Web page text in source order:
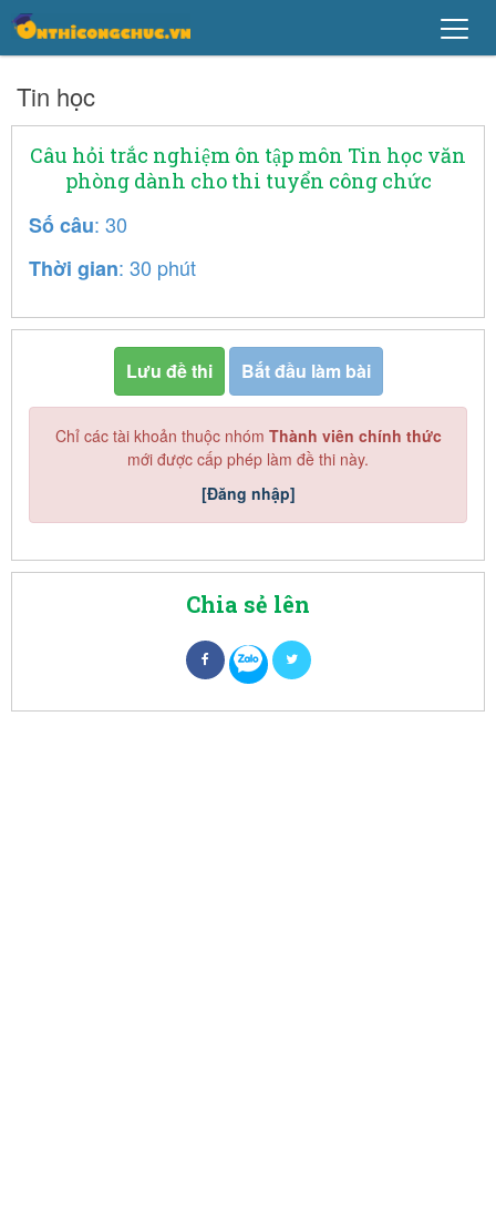
Tin học
Câu hỏi trắc nghiệm ôn tập môn Tin học văn
phòng dành cho thi tuyển công chức
Số câu: 30
Thời gian: 30 phút
Lưu đề thi Bắt đầu làm bài
Chỉ các tài khoản thuộc nhóm Thành viên chính thức
mới được cấp phép làm đề thi này.
[Đăng nhập]
Chia sẻ lên